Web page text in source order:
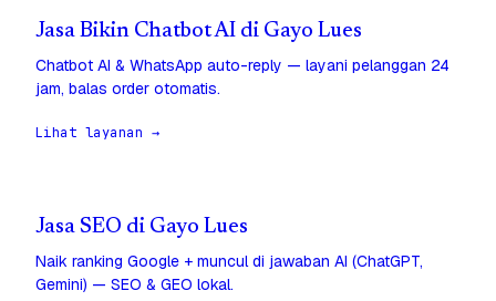
Jasa Bikin Chatbot AI di Gayo Lues
Chatbot AI & WhatsApp auto-reply — layani pelanggan 24
jam, balas order otomatis.
Lihat layanan →
Jasa SEO di Gayo Lues
Naik ranking Google + muncul di jawaban AI (ChatGPT,
Gemini) — SEO & GEO lokal.